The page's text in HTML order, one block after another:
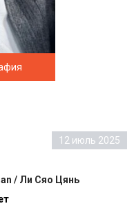
12 июль 2025
/ Ли Сяо Цянь